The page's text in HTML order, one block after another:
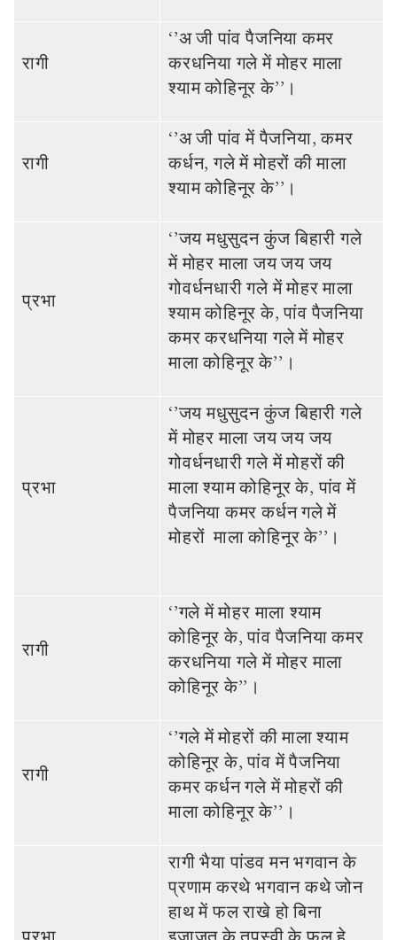
रागी
‘’अ जी पांव पैजनि‍या कमर
करधनिया गले में मोहर माला
श्‍याम कोहिनूर के’’।
रागी
‘’अ जी पांव में पैजनि‍या, कमर
कर्धन, गले में मोहरों की माला
श्‍याम कोहिनूर के’’।
प्रभा
‘’जय मधुसुदन कुंज बिहारी गले
में मोहर माला जय जय जय
गोवर्धनधारी गले में मोहर माला
श्‍याम कोहि‍नूर के, पांव पैजनि‍या
कमर करधनिया गले में मोहर
माला कोहिनूर के’’।
प्रभा
‘’जय मधुसुदन कुंज बिहारी गले
में मोहर माला जय जय जय
गोवर्धनधारी गले में मोहरों की
माला श्‍याम कोहि‍नूर के, पांव में
पैजनि‍या कमर कर्धन गले में
मोहरों माला कोहिनूर के’’।
रागी
‘’गले में मोहर माला श्‍याम
कोहि‍नूर के, पांव पैजनि‍या कमर
करधनिया गले में मोहर माला
कोहिनूर के’’।
रागी
‘’गले में मोहरों की माला श्‍याम
कोहि‍नूर के, पांव में पैजनि‍या
कमर कर्धन गले में मोहरों की
माला कोहिनूर के’’।
रागी भैया पांडव मन भगवान के
प्रणाम करथे भगवान कथे जोन
हाथ में फल राखे हो बिना